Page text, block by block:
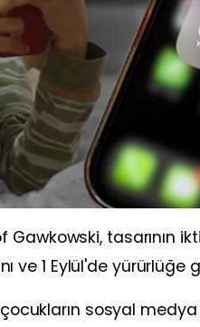
Gawkowski, tasarının
ve 1 Eylül'de yürürlüğe
sosyal medya